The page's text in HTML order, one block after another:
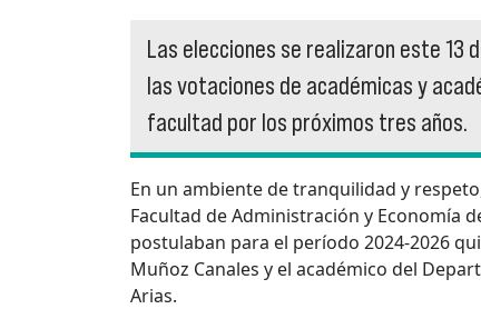
Las elecciones se realizaron este 13
las votaciones de académicas y
facultad por los próximos tres años.
En un ambiente de tranquilidad y
Facultad de Administración y Economía
postulaban para el período 2024-2026
Muñoz Canales y el académico del
Arias.